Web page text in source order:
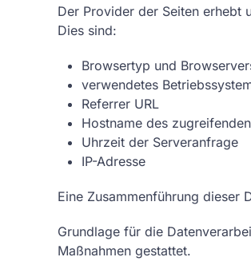
Der Provider der Seiten erhebt
Dies sind:
Browsertyp und
verwendetes
Referrer URL
Hostname des
Uhrzeit der Serveranfrage
IP-Adresse
Eine Zusammenführung dieser
Grundlage für die
Maßnahmen gestattet.